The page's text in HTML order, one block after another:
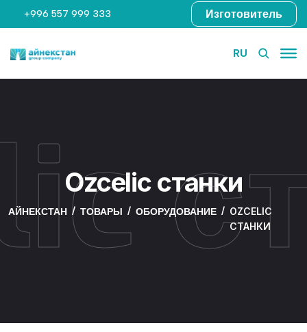
+996 557 999 333 Изготовитель
RU
Ozcelic станки
АЙНЕКСТАН ТОВАРЫ ОБОРУДОВАНИЕ
OZCELIC
СТАНКИ